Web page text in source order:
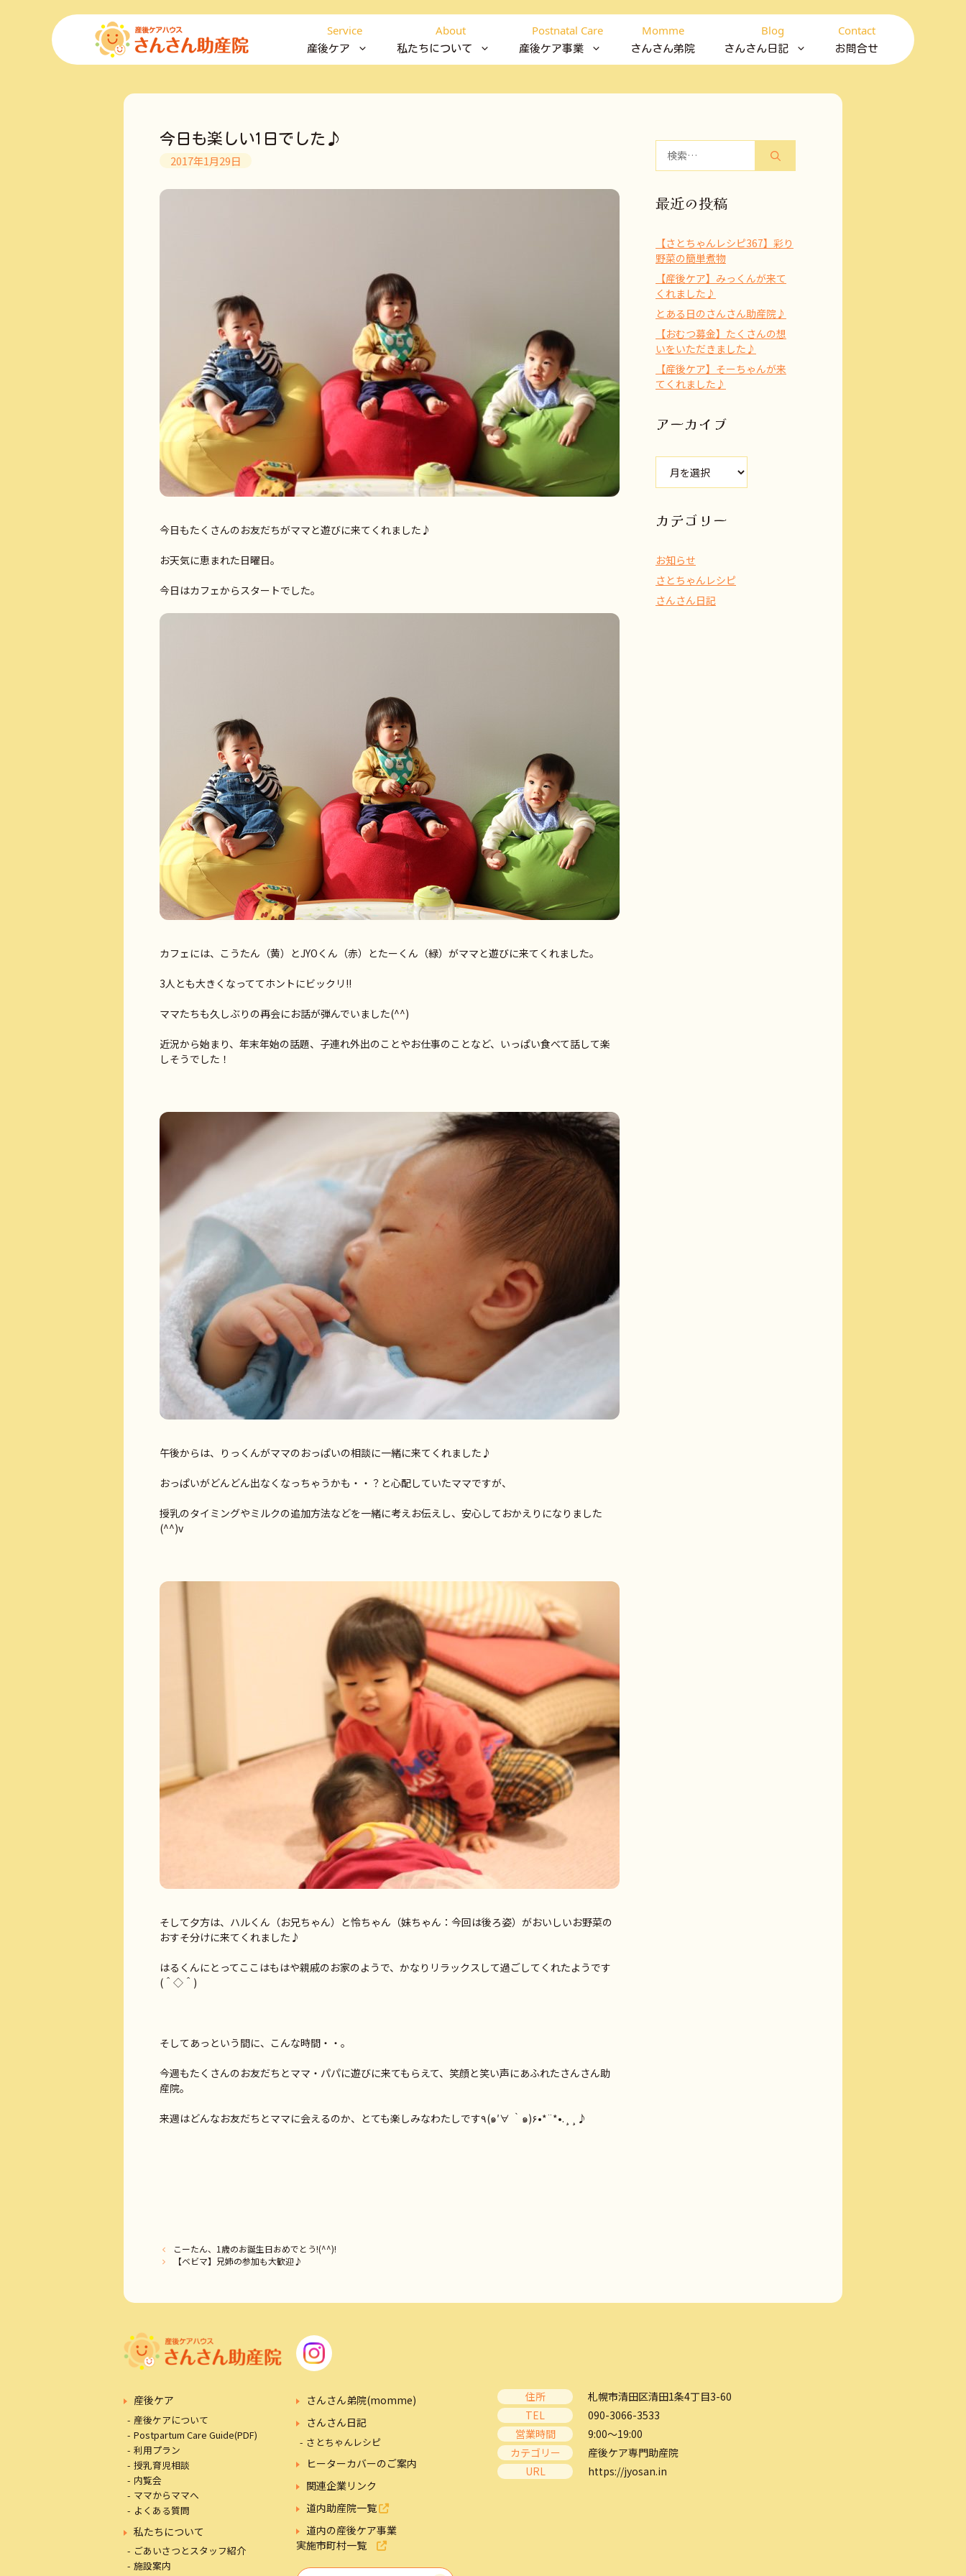
Service
産後ケア
About
私たちについて
Postnatal Care
産後ケア事業
Momme
さんさん弟院
Blog
さんさん日記
Contact
お問合せ
今日も楽しい1日でした♪
2017年1月29日
今日もたくさんのお友だちがママと遊びに来てくれました♪
お天気に恵まれた日曜日。
今日はカフェからスタートでした。
カフェには、こうたん（黄）とJYOくん（赤）とたーくん（緑）がママと遊びに来てくれました。
3人とも大きくなっててホントにビックリ!!
ママたちも久しぶりの再会にお話が弾んでいました(^^)
近況から始まり、年末年始の話題、子連れ外出のことやお仕事のことなど、いっぱい食べて話して楽
しそうでした！
午後からは、りっくんがママのおっぱいの相談に一緒に来てくれました♪
おっぱいがどんどん出なくなっちゃうかも・・？と心配していたママですが、
授乳のタイミングやミルクの追加方法などを一緒に考えお伝えし、安心しておかえりになりました
(^^)v
そして夕方は、ハルくん（お兄ちゃん）と怜ちゃん（妹ちゃん：今回は後ろ姿）がおいしいお野菜の
おすそ分けに来てくれました♪
はるくんにとってここはもはや親戚のお家のようで、かなりリラックスして過ごしてくれたようです
(＾◇＾)
そしてあっという間に、こんな時間・・。
今週もたくさんのお友だちとママ・パパに遊びに来てもらえて、笑顔と笑い声にあふれたさんさん助
産院。
来週はどんなお友だちとママに会えるのか、とても楽しみなわたしです٩(๑′∀ ‵๑)۶•*¨*•.¸¸♪
こーたん、1歳のお誕生日おめでとう!(^^)!
【ベビマ】兄姉の参加も大歓迎♪
最近の投稿
【さとちゃんレシピ367】彩り
野菜の簡単煮物
【産後ケア】みっくんが来て
くれました♪
とある日のさんさん助産院♪
【おむつ募金】たくさんの想
いをいただきました♪
【産後ケア】そーちゃんが来
てくれました♪
アーカイブ
ブ
カテゴリー
お知らせ
さとちゃんレシピ
さんさん日記
産後ケア
産後ケアについて
Postpartum Care Guide(PDF)
利用プラン
授乳育児相談
内覧会
ママからママへ
よくある質問
私たちについて
ごあいさつとスタッフ紹介
施設案内
さんさん弟院(momme)
さんさん日記
さとちゃんレシピ
ヒーターカバーのご案内
関連企業リンク
道内助産院一覧
道内の産後ケア事業
実施市町村一覧
住所
札幌市清田区清田1条4丁目3-60
TEL
090-3066-3533
営業時間
9:00～19:00
カテゴリー
産後ケア専門助産院
URL
https://jyosan.in